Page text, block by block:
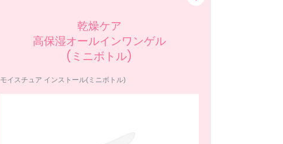
乾燥ケア
高保湿オールインワンゲル
(ミニボトル)
モイスチュア インストール(ミニボトル)